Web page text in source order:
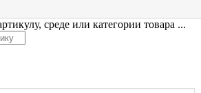
среде или категории товара ...